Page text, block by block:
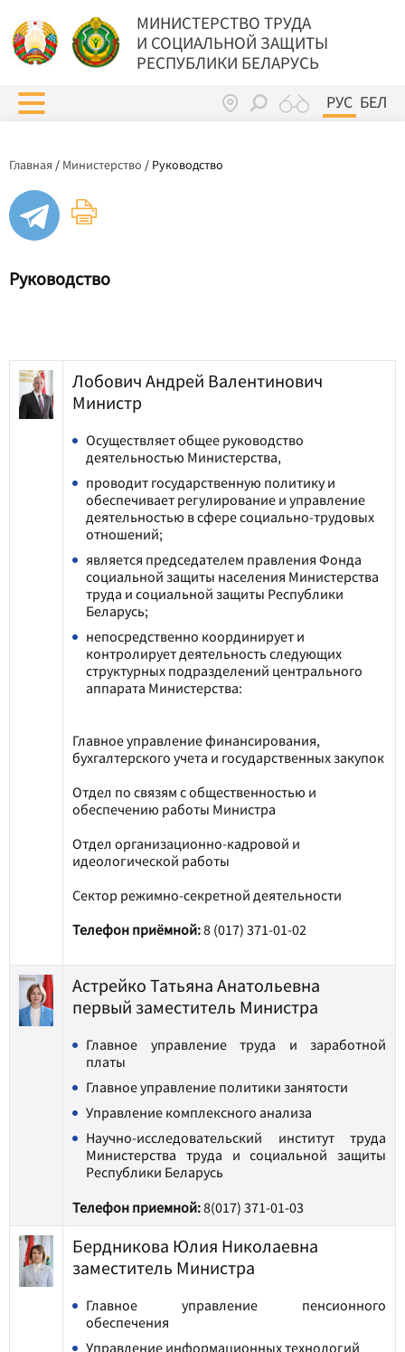
МИНИСТЕРСТВО ТРУДА
И СОЦИАЛЬНОЙ ЗАЩИТЫ
РЕСПУБЛИКИ БЕЛАРУСЬ
РУС БЕЛ
Главная / Министерство / Руководство
Руководство
Лобович Андрей Валентинович
Министр
Осуществляет общее руководство
деятельностью Министерства,
проводит государственную политику и
обеспечивает регулирование и управление
деятельностью в сфере социально-трудовых
отношений;
является председателем правления Фонда
социальной защиты населения Министерства
труда и социальной защиты Республики
Беларусь;
непосредственно координирует и
контролирует деятельность следующих
структурных подразделений центрального
аппарата Министерства:
Главное управление финансирования,
бухгалтерского учета и государственных закупок
Отдел по связям с общественностью и
обеспечению работы Министра
Отдел организационно-кадровой и
идеологической работы
Сектор режимно-секретной деятельности
Телефон приёмной:8 (017) 371-01-02
Астрейко Татьяна Анатольевна
первый заместитель Министра
Главное управление труда и заработной
платы
Главное управление политики занятости
Управление комплексного анализа
Научно-исследовательский институт труда
Министерства труда и социальной защиты
Республики Беларусь
Телефон приемной:8(017) 371-01-03
Бердникова Юлия Николаевна
заместитель Министра
Главное управление пенсионного
обеспечения
Управление информационных технологий